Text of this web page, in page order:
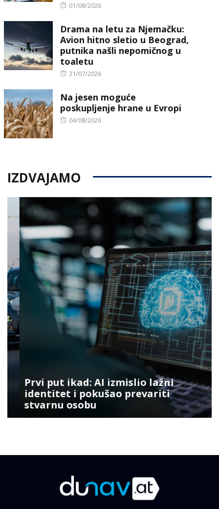
Posted
01/08/2026
Drama na letu za Njemačku:
Avion hitno sletio u Beograd,
putnika našli nepomičnog u
toaletu
Posted
31/07/2026
Na jesen moguće
poskupljenje hrane u Evropi
Posted
04/08/2026
IZDVAJAMO
Prvi put ikad: AI izmislio lažni
identitet i pokušao prevariti
stvarnu osobu